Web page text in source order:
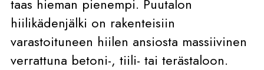
taas hieman pienempi. Puutalon
hiilikädenjälki on rakenteisiin
varastoituneen hiilen ansiosta massiivinen
verrattuna betoni-, tiili- tai terästaloon.